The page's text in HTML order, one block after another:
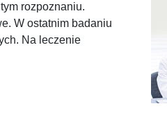
rozpoznaniu.
W ostatnim badaniu
Na leczenie